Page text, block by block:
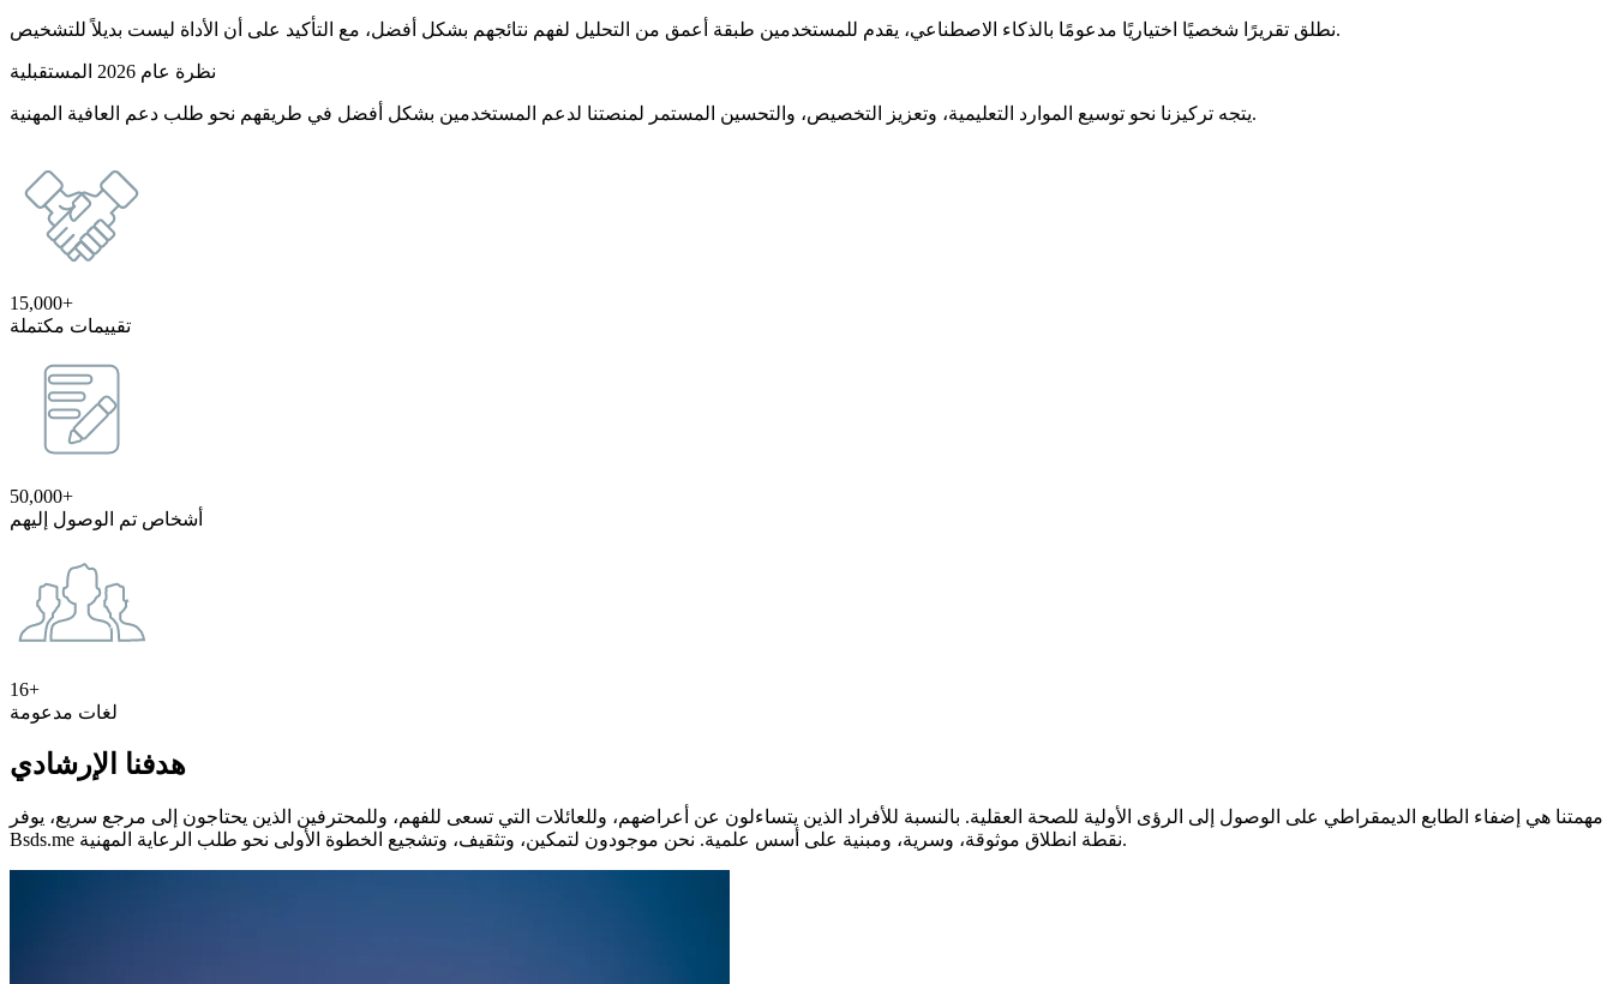
نطلق تقريرًا شخصيًا اختياريًا مدعومًا بالذكاء الاصطناعي، يقدم للمستخدمين طبقة أعمق من التحليل لفهم نتائجهم بشكل أفضل، مع التأكيد على أن الأداة ليست بديلاً للتشخيص.
نظرة عام 2026 المستقبلية
يتجه تركيزنا نحو توسيع الموارد التعليمية، وتعزيز التخصيص، والتحسين المستمر لمنصتنا لدعم المستخدمين بشكل أفضل في طريقهم نحو طلب دعم العافية المهنية.
15,000+
تقييمات مكتملة
50,000+
أشخاص تم الوصول إليهم
16+
لغات مدعومة
هدفنا الإرشادي
مهمتنا هي إضفاء الطابع الديمقراطي على الوصول إلى الرؤى الأولية للصحة العقلية. بالنسبة للأفراد الذين يتساءلون عن أعراضهم، وللعائلات التي تسعى للفهم، وللمحترفين الذين يحتاجون إلى مرجع سريع، يوفر
Bsds.me نقطة انطلاق موثوقة، وسرية، ومبنية على أسس علمية. نحن موجودون لتمكين، وتثقيف، وتشجيع الخطوة الأولى نحو طلب الرعاية المهنية.